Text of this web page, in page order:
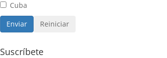
Cuba
Suscríbete